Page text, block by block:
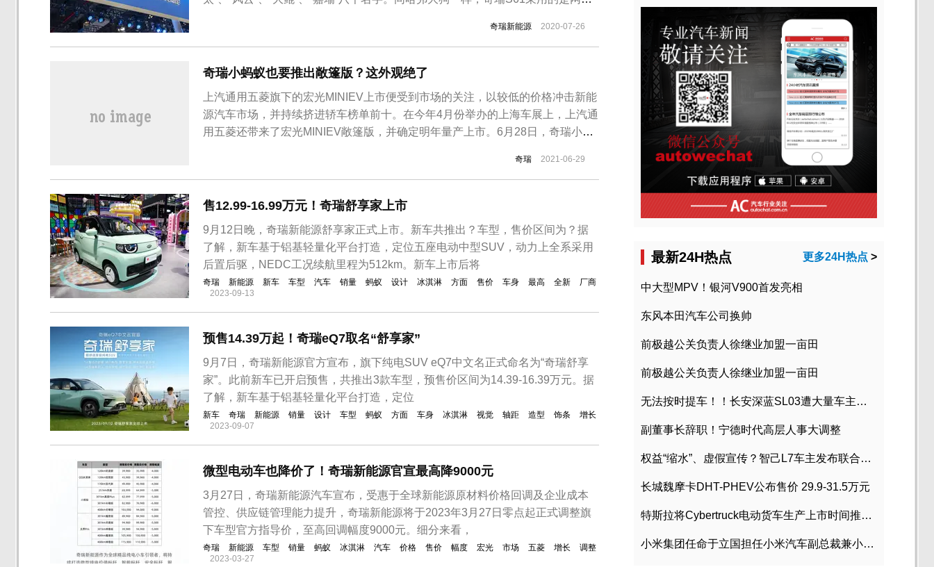
瑞新能源旗下另一款微型电动车“小蚂蚁”相呼应。这款正式命名为“蚂蚁”的新车定
位紧凑型S...
奇瑞新能源 2020-07-26
奇瑞小蚂蚁也要推出敞篷版？这外观绝了
上汽通用五菱旗下的宏光MINIEV上市便受到市场的关注，以较低的价格冲击新能
源汽车市场，并持续挤进轿车榜单前十。在今年4月份举办的上海车展上，上汽通
用五菱还带来了宏光MINIEV敞篷版，并确定明年量产上市。6月28日，奇瑞小蚂
相了多种小蚂蚁改装车型，其中最抢眼的就是奇瑞小蚂蚁敞篷版。新车基于现款
小蚂蚁打造而来。除了保...
奇瑞 2021-06-29
售12.99-16.99万元！奇瑞舒享家上市
9月12日晚，奇瑞新能源舒享家正式上市。新车共推出？车型，售价区间为？据
了解，新车基于铝基轻量化平台打造，定位五座电动中型SUV，动力上全系采用
后置后驱，NEDC工况续航里程为512km。新车上市后将
奇瑞 新能源 新车 车型 汽车 销量 蚂蚁 设计 冰淇淋 方面 售价 车身 最高 全新
厂商
2023-09-13
预售14.39万起！奇瑞eQ7取名“舒享家”
9月7日，奇瑞新能源官方宣布，旗下纯电SUV eQ7中文名正式命名为“奇瑞舒享
家”。此前新车已开启预售，共推出3款车型，预售价区间为14.39-16.39万元。据
了解，新车基于铝基轻量化平台打造，定位
新车 奇瑞 新能源 销量 设计 车型 蚂蚁 方面 车身 冰淇淋 视觉 轴距 造型 饰条
增长
2023-09-07
微型电动车也降价了！奇瑞新能源官宣最高降9000元
3月27日，奇瑞新能源汽车宣布，受惠于全球新能源原材料价格回调及企业成本
管控、供应链管理能力提升，奇瑞新能源将于2023年3月27日零点起正式调整旗
下车型官方指导价，至高回调幅度9000元。细分来看，
奇瑞 新能源 车型 销量 蚂蚁 冰淇淋 汽车 价格 售价 幅度 宏光 市场 五菱 增长
调整
2023-03-27
最新24H热点 更多24H热点 >
中大型MPV！银河V900首发亮相
东风本田汽车公司换帅
前极越公关负责人徐继业加盟一亩田
前极越公关负责人徐继业加盟一亩田
无法按时提车！！长安深蓝SL03遭大量车主投诉
副董事长辞职！宁德时代高层人事大调整
权益“缩水”、虚假宣传？智己L7车主发布联合维权声明
长城魏摩卡DHT-PHEV公布售价 29.9-31.5万元
特斯拉将Cybertruck电动货车生产上市时间推迟到2023年初
小米集团任命于立国担任小米汽车副总裁兼小米汽车北京总部政委